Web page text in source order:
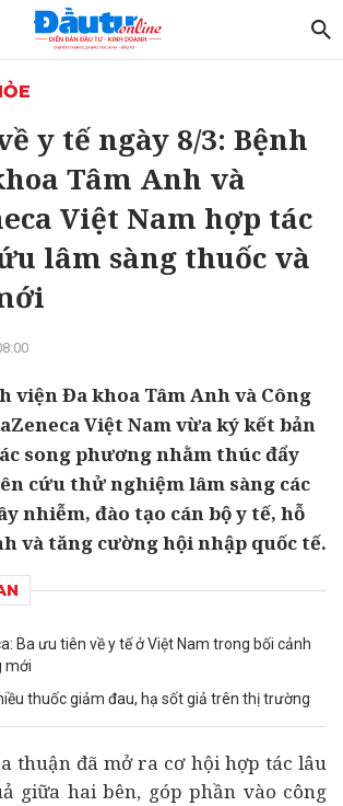
y tế ngày 8/3: Bệnh
Tâm Anh và
Việt Nam hợp tác
lâm sàng thuốc và
viện Đa khoa Tâm Anh và Công
Việt Nam vừa ký kết bản
song phương nhằm thúc đẩy
cứu thử nghiệm lâm sàng các
nhiễm, đào tạo cán bộ y tế, hỗ
và tăng cường hội nhập quốc tế.
Ba ưu tiên về y tế ở Việt Nam trong bối cảnh
mới
thuốc giảm đau, hạ sốt giả trên thị trường
thuận đã mở ra cơ hội hợp tác lâu
giữa hai bên, góp phần vào công